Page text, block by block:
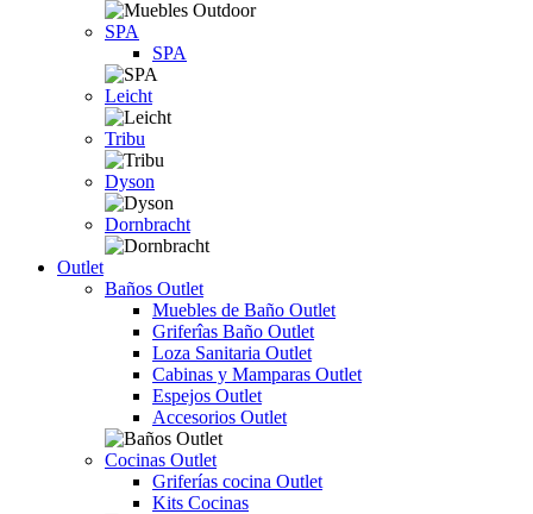
SPA
SPA
Leicht
Tribu
Dyson
Dornbracht
Outlet
Baños Outlet
Muebles de Baño Outlet
Griferîas Baño Outlet
Loza Sanitaria Outlet
Cabinas y Mamparas Outlet
Espejos Outlet
Accesorios Outlet
Cocinas Outlet
Griferías cocina Outlet
Kits Cocinas